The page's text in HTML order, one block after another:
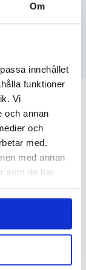
Om
innehållet
funktioner
Vi
och annan
och
med.
med annan
som de har